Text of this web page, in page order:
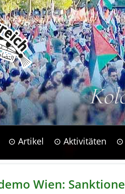
⊙ Artikel ⊙ Aktivitäten ⊙
Wien: